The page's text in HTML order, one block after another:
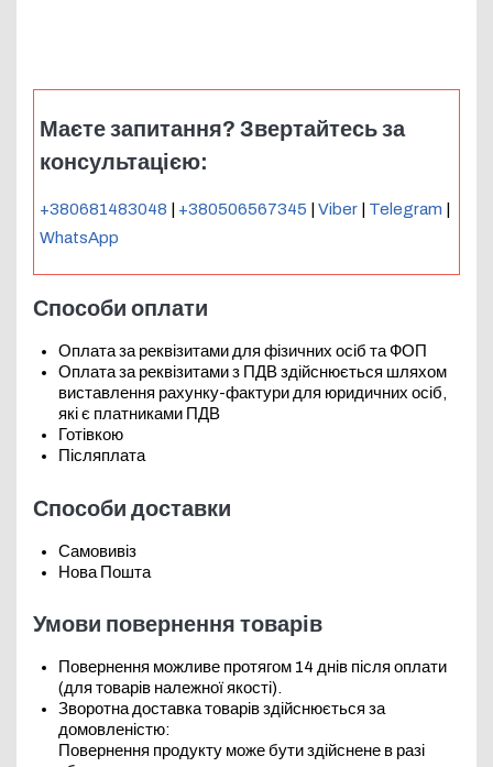
Маєте запитання? Звертайтесь за
консультацією:
+380681483048 +380506567345 Viber Telegram
WhatsApp
Способи оплати
Оплата за реквізитами для фізичних осіб та ФОП
Оплата за реквізитами з ПДВ здійснюється шляхом
виставлення рахунку-фактури для юридичних осіб,
які є платниками ПДВ
Готівкою
Післяплата
Способи доставки
Самовивіз
Нова Пошта
Умови повернення товарів
Повернення можливе протягом 14 днів після оплати
(для товарів належної якості).
Зворотна доставка товарів здійснюється за
домовленістю:
Повернення продукту може бути здійснене в разі